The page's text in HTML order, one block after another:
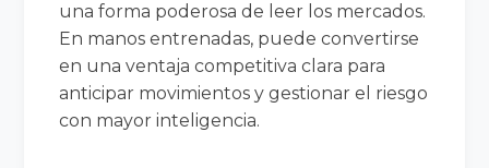
una forma poderosa de leer los mercados.
En manos entrenadas, puede convertirse
en una ventaja competitiva clara para
anticipar movimientos y gestionar el riesgo
con mayor inteligencia.